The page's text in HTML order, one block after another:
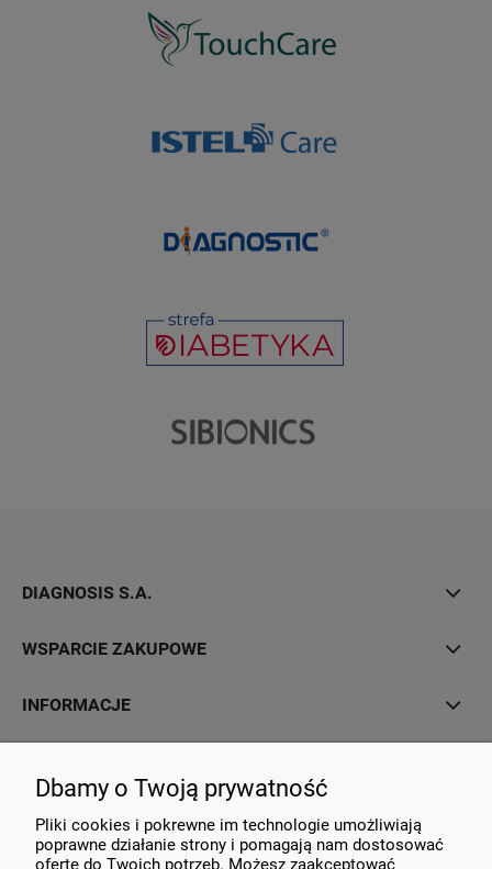
DIAGNOSIS S.A.
WSPARCIE ZAKUPOWE
INFORMACJE
KONTAKT
Dbamy o Twoją prywatność
Pliki cookies i pokrewne im technologie umożliwiają
poprawne działanie strony i pomagają nam dostosować
ofertę do Twoich potrzeb. Możesz zaakceptować